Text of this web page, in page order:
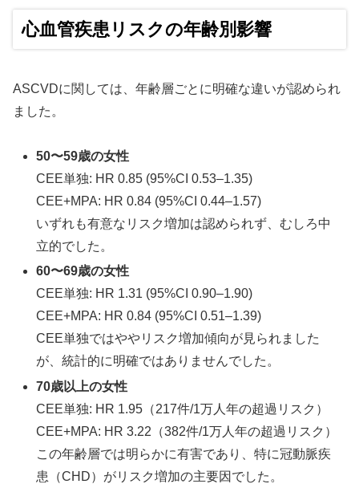
心血管疾患リスクの年齢別影響
ASCVDに関しては、年齢層ごとに明確な違いが認められ
ました。
50〜59歳の女性
CEE単独: HR 0.85 (95%CI 0.53–1.35)
CEE+MPA: HR 0.84 (95%CI 0.44–1.57)
いずれも有意なリスク増加は認められず、むしろ中
立的でした。
60〜69歳の女性
CEE単独: HR 1.31 (95%CI 0.90–1.90)
CEE+MPA: HR 0.84 (95%CI 0.51–1.39)
CEE単独ではややリスク増加傾向が見られました
が、統計的に明確ではありませんでした。
70歳以上の女性
CEE単独: HR 1.95（217件/1万人年の超過リスク）
CEE+MPA: HR 3.22（382件/1万人年の超過リスク）
この年齢層では明らかに有害であり、特に冠動脈疾
患（CHD）がリスク増加の主要因でした。